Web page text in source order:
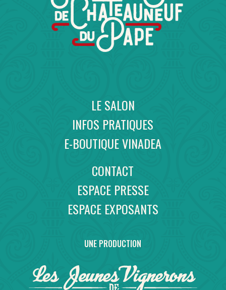
LE SALON
INFOS PRATIQUES
E-BOUTIQUE VINADEA
CONTACT
ESPACE PRESSE
ESPACE EXPOSANTS
UNE PRODUCTION